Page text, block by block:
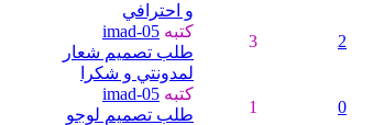
2
3
0
1
و احترافي
كتبه imad-05
طلب تصميم شعار
لمدونتي و شكرا
كتبه imad-05
طلب تصميم لوجو